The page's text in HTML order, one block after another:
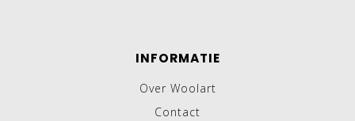
INFORMATIE
Over Woolart
Contact